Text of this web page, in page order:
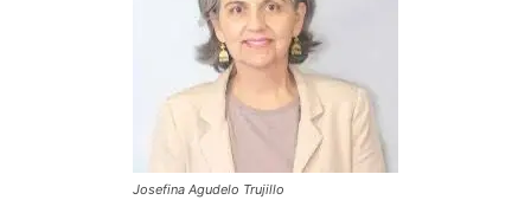
Josefina Agudelo Trujillo